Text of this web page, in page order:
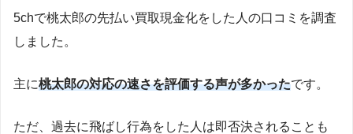
5chで桃太郎の先払い買取現金化をした人の口コミを調査
しました。
主に桃太郎の対応の速さを評価する声が多かったです。
ただ、過去に飛ばし行為をした人は即否決されることも